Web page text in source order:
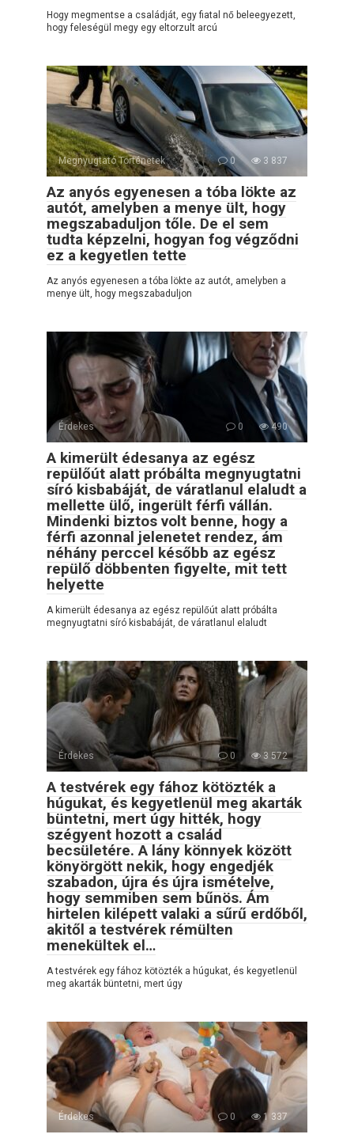
Hogy megmentse a családját, egy fiatal nő beleegyezett,
hogy feleségül megy egy eltorzult arcú
Megnyugtató Történetek 0 3 837
Az anyós egyenesen a tóba lökte az
autót, amelyben a menye ült, hogy
megszabaduljon tőle. De el sem
tudta képzelni, hogyan fog végződni
ez a kegyetlen tette
Az anyós egyenesen a tóba lökte az autót, amelyben a
menye ült, hogy megszabaduljon
Érdekes 0 490
A kimerült édesanya az egész
repülőút alatt próbálta megnyugtatni
síró kisbabáját, de váratlanul elaludt a
mellette ülő, ingerült férfi vállán.
Mindenki biztos volt benne, hogy a
férfi azonnal jelenetet rendez, ám
néhány perccel később az egész
repülő döbbenten figyelte, mit tett
helyette
A kimerült édesanya az egész repülőút alatt próbálta
megnyugtatni síró kisbabáját, de váratlanul elaludt
Érdekes 0 3 572
A testvérek egy fához kötözték a
húgukat, és kegyetlenül meg akarták
büntetni, mert úgy hitték, hogy
szégyent hozott a család
becsületére. A lány könnyek között
könyörgött nekik, hogy engedjék
szabadon, újra és újra ismételve,
hogy semmiben sem bűnös. Ám
hirtelen kilépett valaki a sűrű erdőből,
akitől a testvérek rémülten
menekültek el…
A testvérek egy fához kötözték a húgukat, és kegyetlenül
meg akarták büntetni, mert úgy
Érdekes 0 1 337